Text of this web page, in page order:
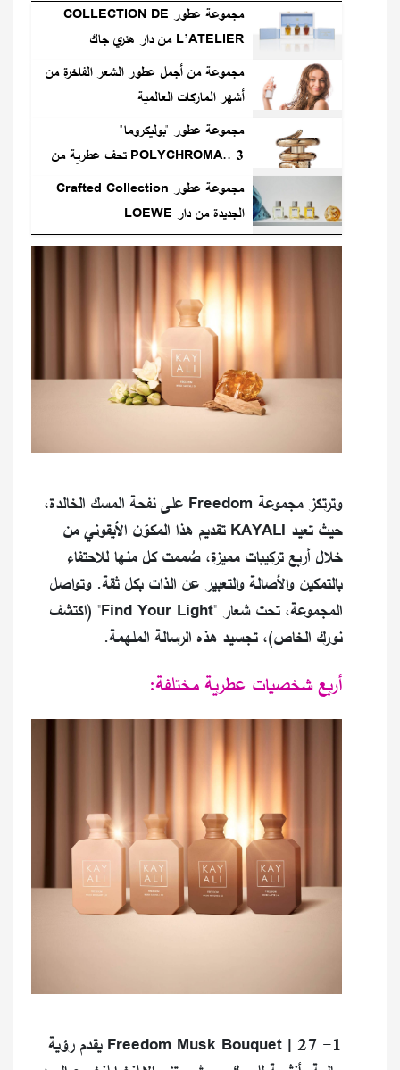
مجموعة عطور COLLECTION DE
L’ATELIER من دار هنري جاك
مجموعة من أجمل عطور الشعر الفاخرة من
أشهر الماركات العالمية
مجموعة عطور "بوليكروما"
POLYCHROMA.. 3 تحف عطرية من
بلغاري
مجموعة عطور Crafted Collection
الجديدة من دار LOEWE
وترتكز مجموعة Freedom على نفحة المسك الخالدة،
حيث تعيد KAYALI تقديم هذا المكوّن الأيقوني من
خلال أربع تركيبات مميزة، صُممت كل منها للاحتفاء
بالتمكين والأصالة والتعبير عن الذات بكل ثقة. وتواصل
المجموعة، تحت شعار "Find Your Light" (اكتشف
نورك الخاص)، تجسيد هذه الرسالة الملهمة.
أربع شخصيات عطرية مختلفة:
1- Freedom Musk Bouquet | 27 يقدم رؤية